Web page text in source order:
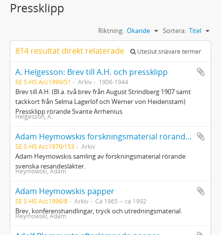
Pressklipp
Sortera: Titel
Riktning: Ökande
814 resultat direkt relaterade Uteslut snävare termer
A. Helgesson: Brev till A.H. och pressklipp
SE S-HS Acc1999/51 Arkiv 1906-1944
Brev till A.H. (Bl.a. två brev från August Strindberg 1907 samt
tackkort från Selma Lagerlöf och Werner von Heidenstam)
Pressklipp rörande Svante Arrhenius
Helgesson, A.
Adam Heymowskis forskningsmaterial rörande svenska resandesläkter
SE S-HS Acc1970/153 Arkiv
Adam Heymowskis samling av forskningsmaterial rörande
svenska resandesläkter.
Heymowski, Adam
Adam Heymowskis papper
SE S-HS Acc1996/8 Arkiv Ca 1965 -- ca 1992
Brev, konferenshandlingar, tryck och utredningsmaterial.
Heymowski, Adam